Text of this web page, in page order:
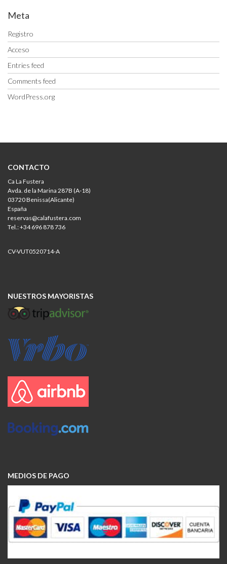
Meta
Registro
Acceso
Entries feed
Comments feed
WordPress.org
CONTACTO
Ca La Fustera
Avda. de la Marina 287B (A-18)
03720 Benissa(Alicante)
España
reservas@calafustera.com
Tel.: +34 696 878 736
CV-VUT0520714-A
NUESTROS MAYORISTAS
MEDIOS DE PAGO